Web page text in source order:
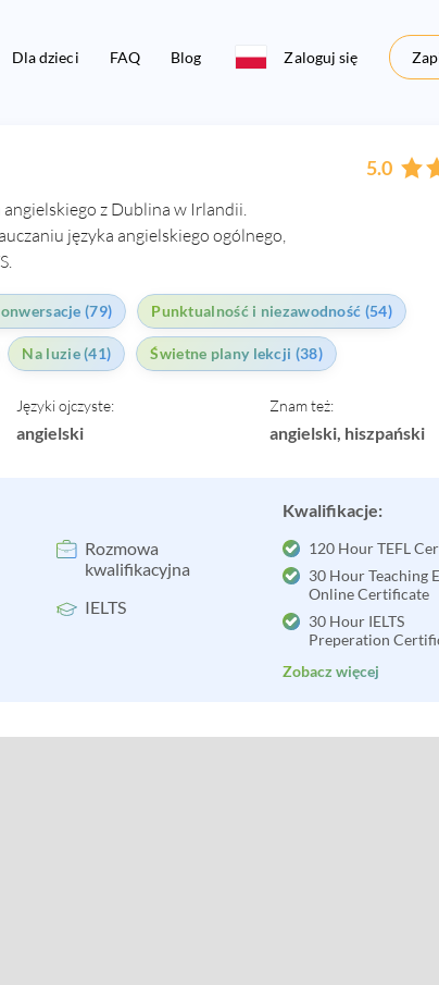
Dla dzieci FAQ Blog Zaloguj się
z Dublina w Irlandii.
języka angielskiego ogólnego,
5.0
(79) Punktualność i niezawodność (54)
Na luzie (41) Świetne plany lekcji (38)
Języki ojczyste:
angielski
Znam też:
angielski, hiszpański
Rozmowa
kwalifikacyjna
IELTS
Kwalifikacje:
120 Hour TEFL
30 Hour Teaching
Online Certificate
30 Hour IELTS
Preperation
Zobacz więcej